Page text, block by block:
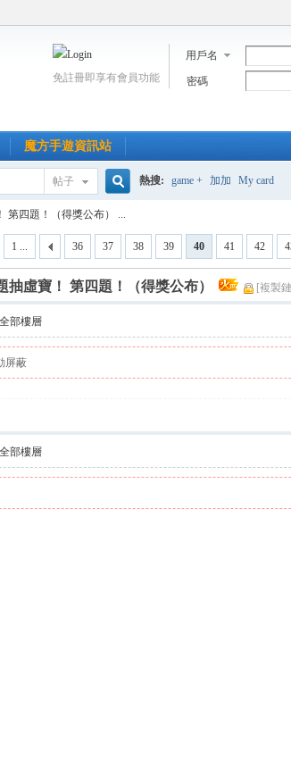
用戶名
密碼
免註冊即享有會員功能
魔方手遊資訊站
帖子
索
熱搜: game + 加加 My card
第四題！（得獎公布） ...
1 ... 36 37 38 39 40 41 42
抽虛寶！ 第四題！（得獎公布） [複製
部樓層
屏蔽
部樓層